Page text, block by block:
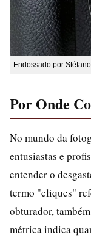
Endossado por
Por Onde
No mundo da
entusiastas e
entender o
termo "cliques"
obturador,
métrica indica